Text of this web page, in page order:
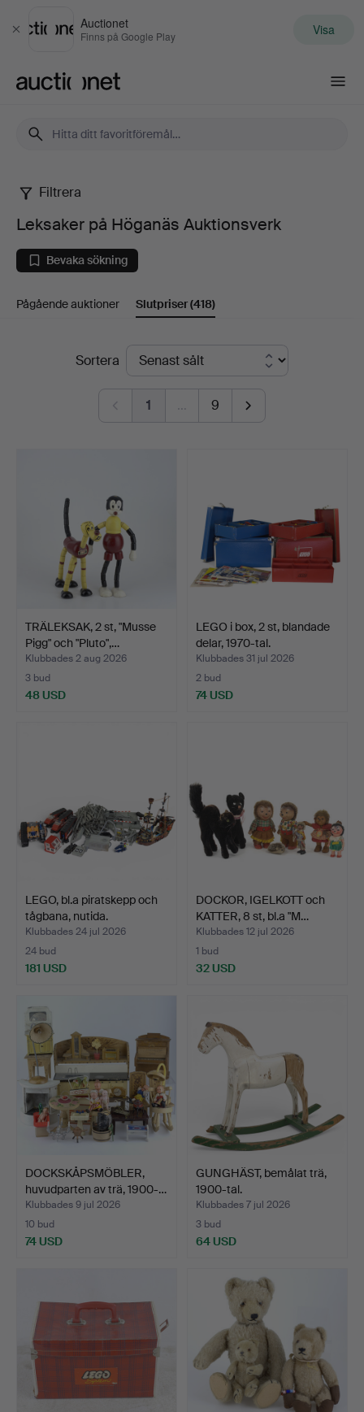
Stäng
Auctionet
Finns på Google Play Visa
Leksaker
på
Höganäs
Auktionsverk
Filtrera
Leksaker på Höganäs Auktionsverk
Bevaka sökning
Pågående auktioner Slutpriser(418)
SlutpriserSortera
1 … 9
TRÄLEKSAK, 2 st, "Musse
Pigg" och "Pluto",…
Klubbades 2 aug 2026
3 bud
48 USD
LEGO i box, 2 st, blandade
delar, 1970-tal.
Klubbades 31 jul 2026
2 bud
74 USD
LEGO, bl.a piratskepp och
tågbana, nutida.
Klubbades 24 jul 2026
24 bud
181 USD
DOCKOR, IGELKOTT och
KATTER, 8 st, bl.a "M…
Klubbades 12 jul 2026
1 bud
32 USD
DOCKSKÅPSMÖBLER,
huvudparten av trä, 1900-…
Klubbades 9 jul 2026
10 bud
74 USD
GUNGHÄST, bemålat trä,
1900-tal.
Klubbades 7 jul 2026
3 bud
64 USD